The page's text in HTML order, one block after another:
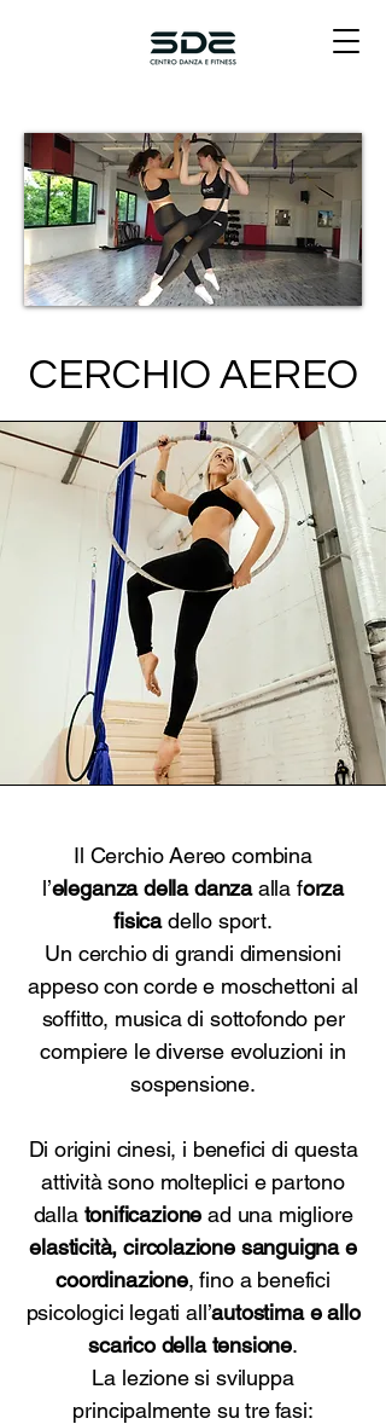
CERCHIO AEREO
Il Cerchio Aereo combina
l’eleganza delladanzaalla forza
fisicadello sport.
Un cerchio di grandi dimensioni
appeso con corde e moschettoni al
soffitto, musica di sottofondo per
compiere le diverse evoluzioni in
sospensione.
Di origini cinesi, i benefici di questa
attività sono molteplici e partono
dalla tonificazione ad una migliore
elasticità, circolazione sanguigna e
coordinazione, fino a benefici
psicologici legati all’autostima e allo
scarico della tensione.
La lezione si sviluppa
principalmente su tre fasi: